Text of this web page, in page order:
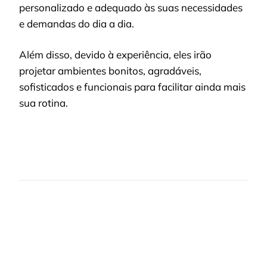
personalizado e adequado às suas necessidades
e demandas do dia a dia.
Além disso, devido à experiência, eles irão
projetar ambientes bonitos, agradáveis,
sofisticados e funcionais para facilitar ainda mais
sua rotina.